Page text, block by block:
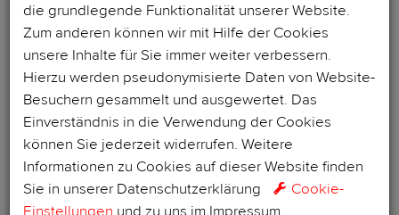
die grundlegende Funktionalität unserer Website.
Zum anderen können wir mit Hilfe der Cookies
unsere Inhalte für Sie immer weiter verbessern.
Hierzu werden pseudonymisierte Daten von Website-
Besuchern gesammelt und ausgewertet. Das
Einverständnis in die Verwendung der Cookies
können Sie jederzeit widerrufen. Weitere
Informationen zu Cookies auf dieser Website finden
Sie in unserer Datenschutzerklärung
Cookie-